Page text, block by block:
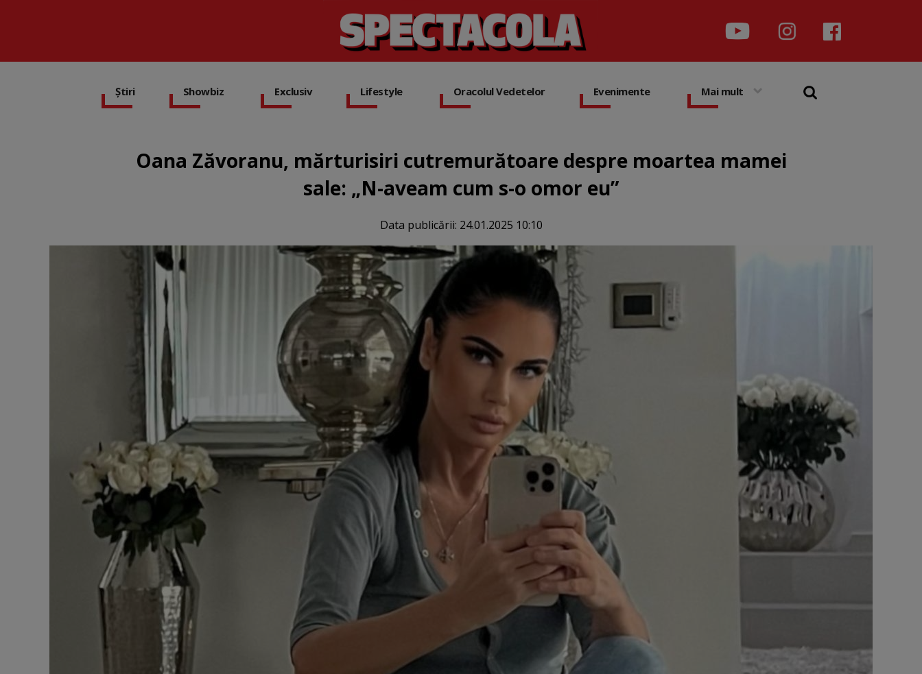
Știri Showbiz Exclusiv Lifestyle Oracolul Vedetelor Evenimente Mai mult
Oana Zăvoranu, mărturisiri cutremurătoare despre moartea mamei
sale: „N-aveam cum s-o omor eu”
Data publicării: 24.01.2025 10:10